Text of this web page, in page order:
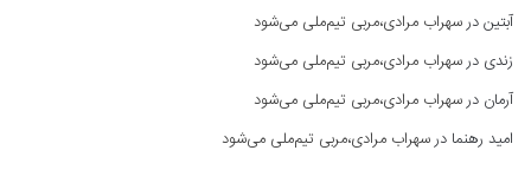
آبتیندرسهراب مرادی،مربی تیم‌ملی می‌شود
زندی درسهراب مرادی،مربی تیم‌ملی می‌شود
آرمان درسهراب مرادی،مربی تیم‌ملی می‌شود
امید رهنما درسهراب مرادی،مربی تیم‌ملی می‌شود